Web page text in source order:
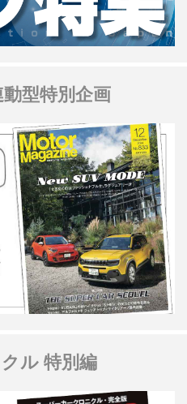
型特別企画
ル 特別編